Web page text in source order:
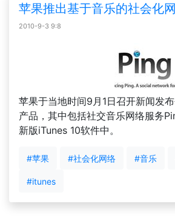
苹果推出基于音乐的社会化
2010-9-3 9:8
苹果于当地时间9月1日召开新闻发
产品，其中包括社交音乐网络服务
新版iTunes 10软件中。
#苹果 #社会化网络 #音乐
#itunes